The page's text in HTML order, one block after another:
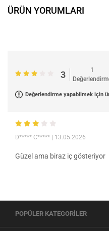
ÜRÜN YORUMLARI
3
1
Değerlendirme yapabilmek için
D***** C***** | 13.05.2026
Güzel ama biraz iç gösteriyor
POPÜLER KATEGORİLER